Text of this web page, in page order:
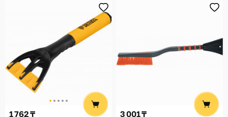
1 762 ₸ 3 001 ₸